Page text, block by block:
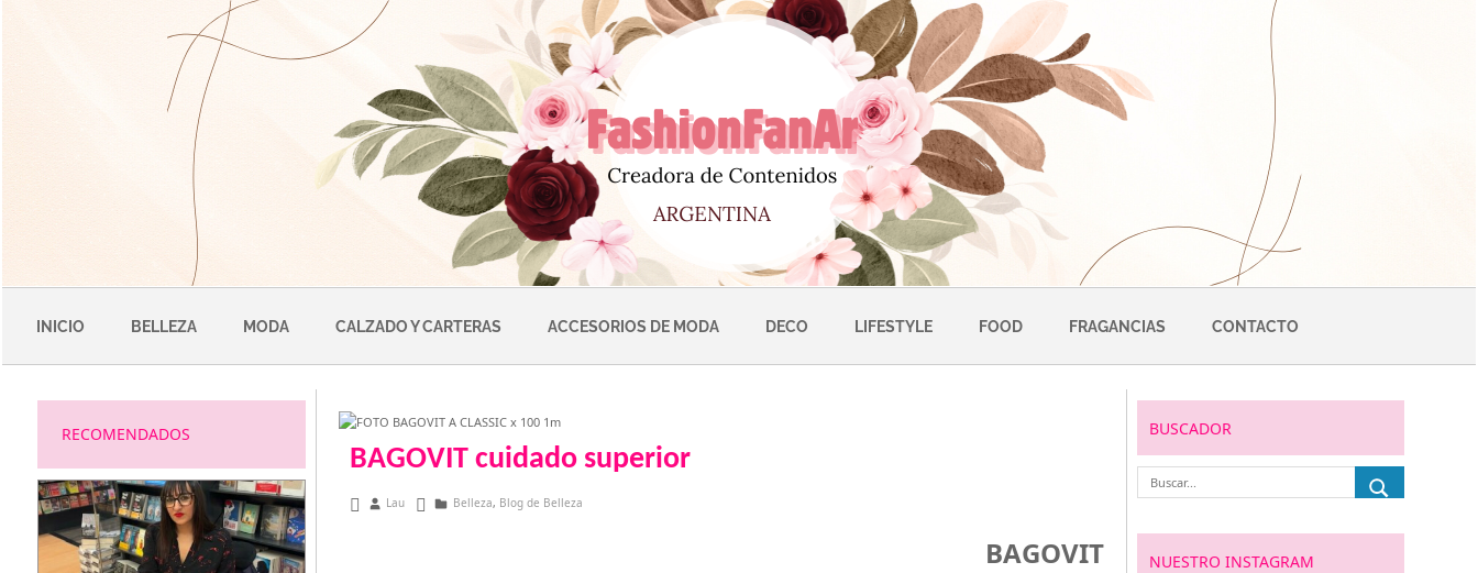
INICIO BELLEZA MODA CALZADO Y CARTERAS ACCESORIOS DE MODA DECO LIFESTYLE FOOD FRAGANCIAS CONTACTO
BAGOVIT cuidado superior
febrero 15, 2016
Lau Belleza, Blog de Belleza
BAGOVIT
RECOMENDADOS BUSCADOR
NUESTRO INSTAGRAM